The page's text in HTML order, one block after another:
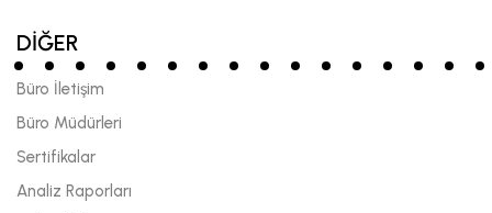
DİĞER
Büro İletişim
Büro Müdürleri
Sertifikalar
Analiz Raporları